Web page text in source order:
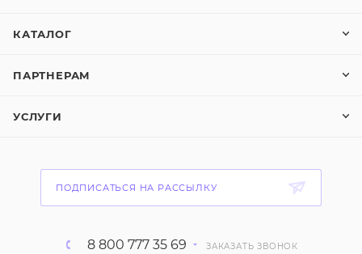
КАТАЛОГ
ПАРТНЕРАМ
УСЛУГИ
ПОДПИСАТЬСЯ НА РАССЫЛКУ
8 800 777 35 69 ЗАКАЗАТЬ ЗВОНОК